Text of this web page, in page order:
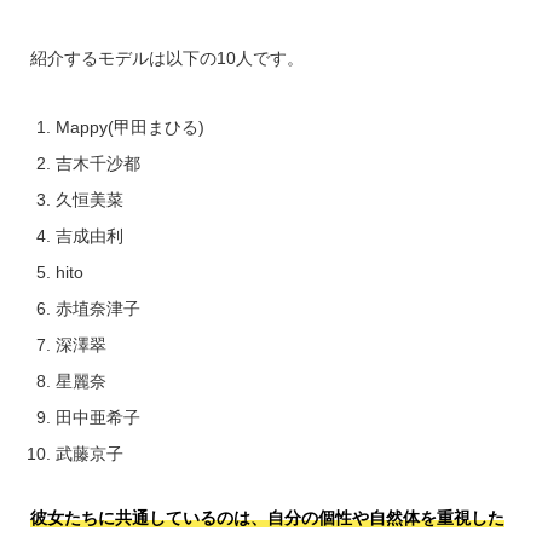
紹介するモデルは以下の10人です。
Mappy(甲田まひる)
吉木千沙都
久恒美菜
吉成由利
hito
赤埴奈津子
深澤翠
星麗奈
田中亜希子
武藤京子
彼女たちに共通しているのは、自分の個性や自然体を重視した